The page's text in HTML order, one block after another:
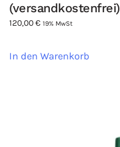
(versandkostenfrei)
120,00€ 19% MwSt
In den Warenkorb